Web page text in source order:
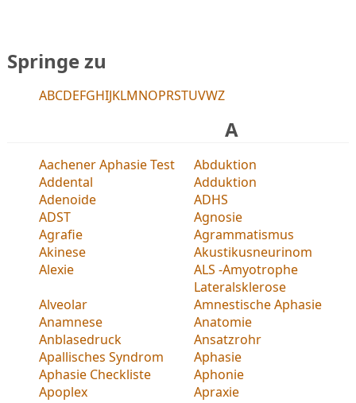
Springe zu
ABCDEFGHIJKLMNOPRSTUVWZ
A
Aachener Aphasie Test
Abduktion
Addental
Adduktion
Adenoide
ADHS
ADST
Agnosie
Agrafie
Agrammatismus
Akinese
Akustikusneurinom
Alexie
ALS -Amyotrophe
Lateralsklerose
Alveolar
Amnestische Aphasie
Anamnese
Anatomie
Anblasedruck
Ansatzrohr
Apallisches Syndrom
Aphasie
Aphasie Checkliste
Aphonie
Apoplex
Apraxie